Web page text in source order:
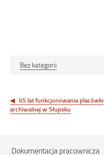
Bez kategorii
wpisu
65 lat funkcjonowania placówki
archiwalnej w Słupsku
Dokumentacja pracownicza